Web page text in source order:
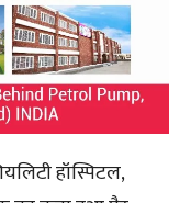
हॉस्पिटल,